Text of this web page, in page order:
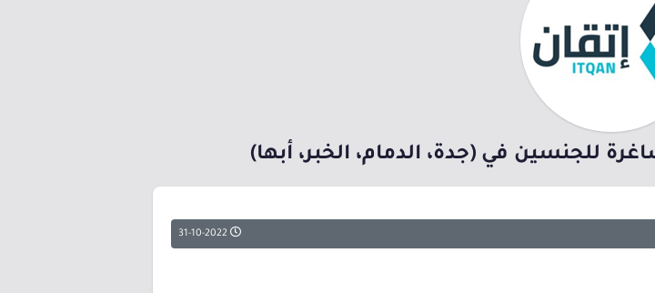
للجنسين في (جدة، الدمام، الخبر، أبها)